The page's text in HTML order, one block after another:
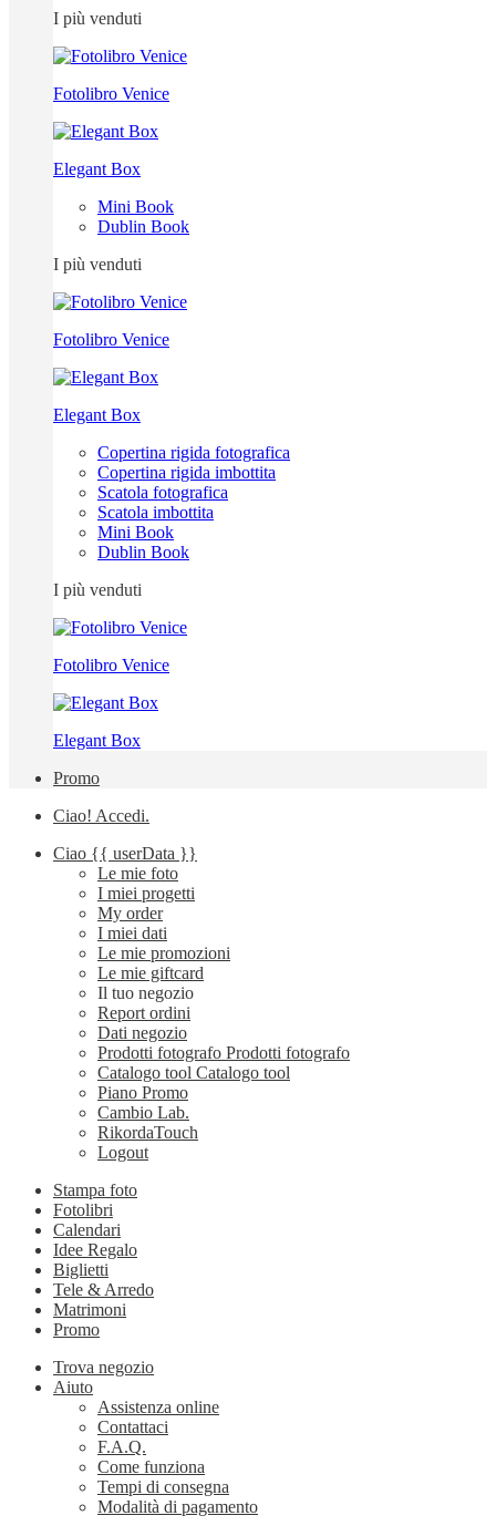
I più venduti
Fotolibro Venice
Elegant Box
Mini Book
Dublin Book
I più venduti
Fotolibro Venice
Elegant Box
Copertina rigida fotografica
Copertina rigida imbottita
Scatola fotografica
Scatola imbottita
Mini Book
Dublin Book
I più venduti
Fotolibro Venice
Elegant Box
Promo
Ciao! Accedi.
Ciao {{ userData }}
Le mie foto
I miei progetti
My order
I miei dati
Le mie promozioni
Le mie giftcard
Il tuo negozio
Report ordini
Dati negozio
Prodotti fotografo Prodotti fotografo
Catalogo tool Catalogo tool
Piano Promo
Cambio Lab.
RikordaTouch
Logout
Stampa foto
Fotolibri
Calendari
Idee Regalo
Biglietti
Tele & Arredo
Matrimoni
Promo
Trova negozio
Aiuto
Assistenza online
Contattaci
F.A.Q.
Come funziona
Tempi di consegna
Modalità di pagamento